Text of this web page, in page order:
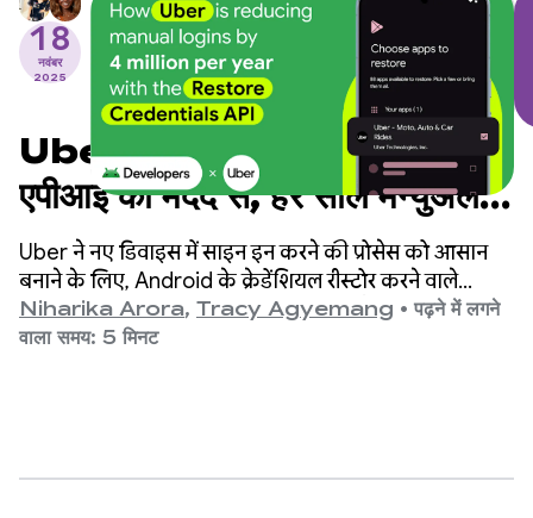
18
नवंबर
2025
Uber, क्रेडेंशियल रीस्टोर करने वाले
एपीआई की मदद से, हर साल मैन्युअल
तरीके से किए जाने वाले लॉगिन की
संख्या 40 लाख तक कैसे कम कर रहा
है
Uber ने नए डिवाइस में साइन इन करने की प्रोसेस को आसान
बनाने के लिए, Android के क्रेडेंशियल रीस्टोर करने वाले
एपीआई का इस्तेमाल किया. इससे, हर साल मैन्युअल तरीके से
किए जाने वाले लॉगिन की संख्या 40 लाख तक कम हो सकती है
Niharika Arora, Tracy Agyemang • पढ़ने में लगने
वाला समय: 5 मिनट